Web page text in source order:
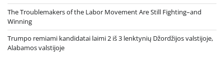
The Troublemakers of the Labor Movement Are Still Fighting–and
Winning
Trumpo remiami kandidatai laimi 2 iš 3 lenktynių Džordžijos valstijoje,
Alabamos valstijoje